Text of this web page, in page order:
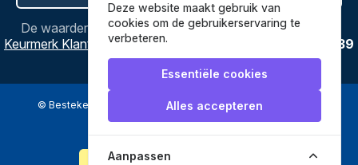
De waardering vanBestekenpannen.nlbijWebwinkel
Keurmerk Klantbeoordelingen
3639
reviews.
© Bestekenpannen.nl 2026 een webshop van
Deze website maakt gebruik van
cookies om de gebruikerservaring te
verbeteren.
Essentiële cookies
Alles accepteren
Aanpassen